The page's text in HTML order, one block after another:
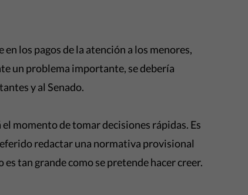
los pagos de la atención a los menores,
un problema importante, se debería
y al Senado.
momento de tomar decisiones rápidas. Es
redactar una normativa provisional
tan grande como se pretende hacer creer.